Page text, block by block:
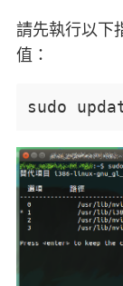
請先執行以下
值：
sudo